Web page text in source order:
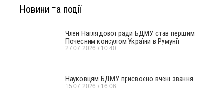
Новини та події
Член Наглядової ради БДМУ став першим
Почесним консулом України в Румунії
27.07.2026 10:40
Науковцям БДМУ присвоєно вчені звання
15.07.2026 16:06